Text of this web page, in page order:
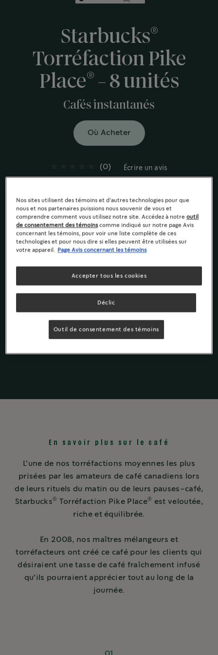
Starbucks®
Torréfaction Pike
Place® - 8 unités
Cafés instantanés
Où Acheter
(0) Écrire un avis
chocolat et de noix grillées
Torréfaction moyenne
Notes de chocolat et noix grillées
instantanés
Starbucks
En savoir plus sur le café
L'une de nos torréfactions moyennes les plus
prisées par les amateurs de café canadiens lors
de leurs rituels du matin ou de leurs pauses-café,
Starbucks® Torréfaction Pike Place®
est veloutée,
riche et équilibrée.
En 2008, nos maîtres mélangeurs et
torréfacteurs ont créé ce café pour les clients qui
désiraient une tasse de café fraîchement infusé
qu'ils pourraient apprécier tout au long de la
journée.
Nos sites utilisent des témoins et d’autres technologies pour que
nous et nos partenaires puissions nous souvenir de vous et
comprendre comment vous utilisez notre site. Accédez à notreoutil
de consentement des témoinscomme indiqué sur notre page Avis
concernant les témoins, pour voir une liste complète de ces
technologies et pour nous dire si elles peuvent être utilisées sur
votre appareil.
Page Avis concernant les témoins
Déclic
Accepter tous les cookies
Outil de consentement des témoins